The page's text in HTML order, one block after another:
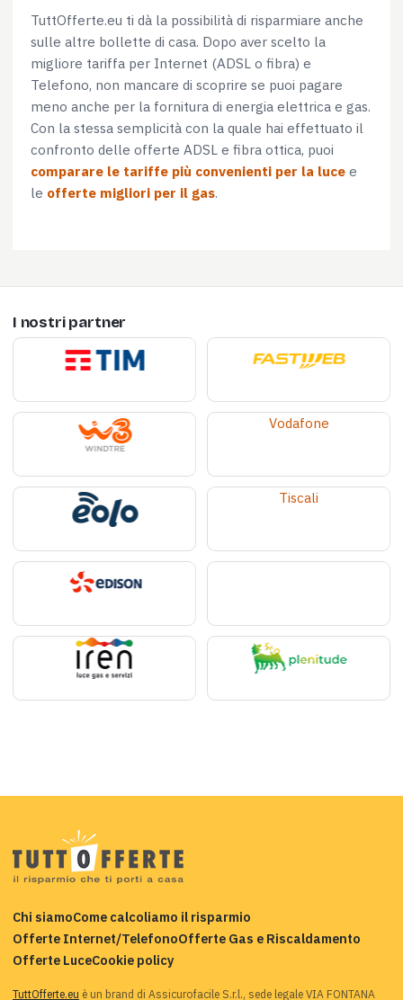
TuttOfferte.eu ti dà la possibilità di risparmiare anche
sulle altre bollette di casa. Dopo aver scelto la
migliore tariffa per Internet (ADSL o fibra) e
Telefono, non mancare di scoprire se puoi pagare
meno anche per la fornitura di energia elettrica e gas.
Con la stessa semplicità con la quale hai effettuato il
confronto delle offerte ADSL e fibra ottica, puoi
comparare le tariffe più convenienti per la luce e
le offerte migliori per il gas.
I nostri partner
Vodafone
Tiscali
Chi siamoCome calcoliamo il risparmio
Offerte Internet/TelefonoOfferte Gas e Riscaldamento
Offerte LuceCookie policy
TuttOfferte.eu è un brand di Assicurofacile S.r.l., sede legale VIA FONTANA